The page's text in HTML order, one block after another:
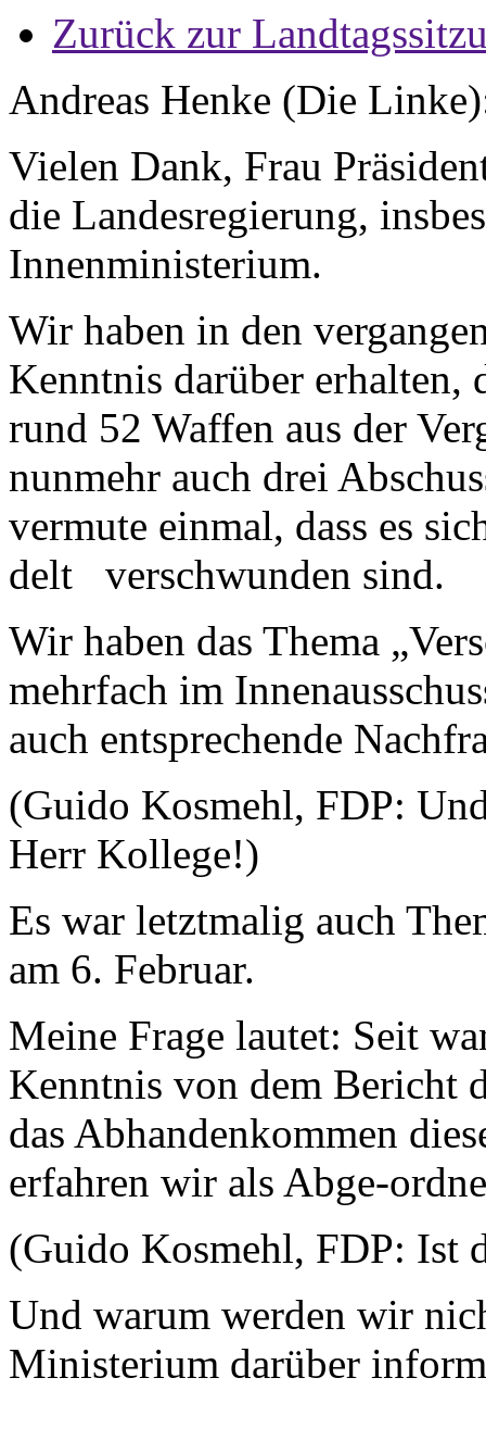
Zurück zur
Andreas Henke (Die
Vielen Dank, Frau
die Landesregierung,
Innenministerium.
Wir haben in den
Kenntnis darüber erhalten,
rund 52 Waffen aus der
nunmehr auch drei
vermute einmal, dass es
delt verschwunden sind.
Wir haben das Thema
mehrfach im
auch entsprechende
(Guido Kosmehl, FDP:
Herr Kollege!)
Es war letztmalig auch
am 6. Februar.
Meine Frage lautet: Seit
Kenntnis von dem Bericht
das Abhandenkommen
erfahren wir als Abge-
(Guido Kosmehl, FDP: Ist
Und warum werden wir
Ministerium darüber